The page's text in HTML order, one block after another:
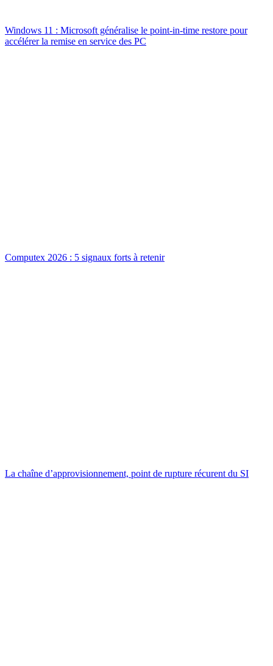
Windows 11 : Microsoft généralise le point-in-time restore pour
accélérer la remise en service des PC
Computex 2026 : 5 signaux forts à retenir
La chaîne d’approvisionnement, point de rupture récurent du SI